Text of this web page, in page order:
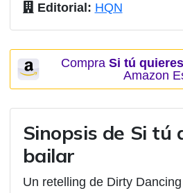
Editorial: HQN
Compra Si tú
Amazon
Sinopsis de Si tú
bailar
Un retelling de Dirty Dancing